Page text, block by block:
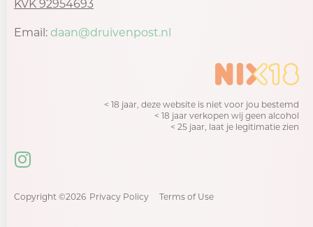
KVK 92954693
Email: daan@druivenpost.nl
Copyright ©2026 Privacy Policy Terms of Use
< 18 jaar, deze website is niet voor jou bestemd
< 18 jaar verkopen wij geen alcohol
< 25 jaar, laat je legitimatie zien